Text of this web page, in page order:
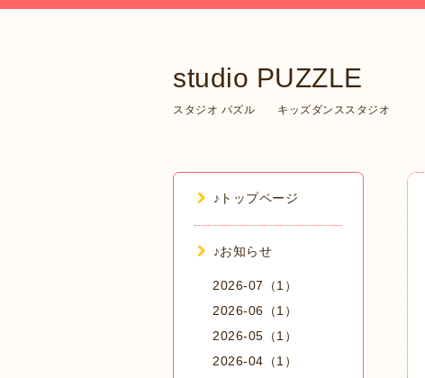
studio PUZZLE
スタジオ パズル キッズダンススタジオ
♪トップページ
♪お知らせ
2026-07（1）
2026-06（1）
2026-05（1）
2026-04（1）